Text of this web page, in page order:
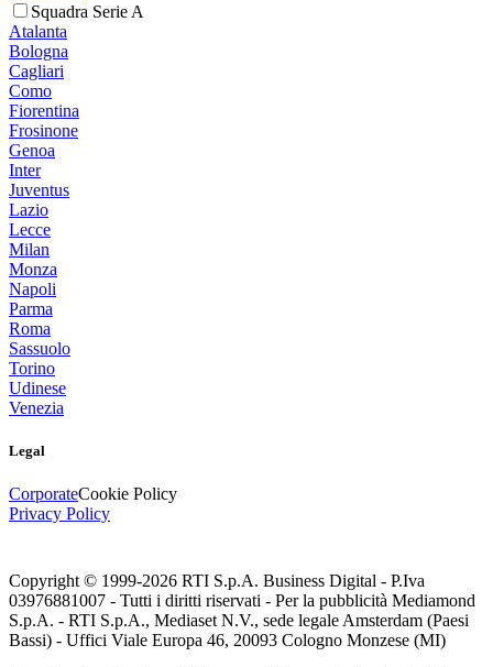
Squadra Serie A
Atalanta
Bologna
Cagliari
Como
Fiorentina
Frosinone
Genoa
Inter
Juventus
Lazio
Lecce
Milan
Monza
Napoli
Parma
Roma
Sassuolo
Torino
Udinese
Venezia
Legal
CorporateCookie Policy
Privacy Policy
Copyright © 1999-2026 RTI S.p.A. Business Digital - P.Iva
03976881007 - Tutti i diritti riservati - Per la pubblicità Mediamond
S.p.A. - RTI S.p.A., Mediaset N.V., sede legale Amsterdam (Paesi
Bassi) - Uffici Viale Europa 46, 20093 Cologno Monzese (MI)